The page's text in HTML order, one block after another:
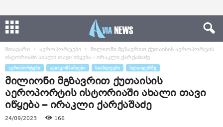
მთავარი აეროპორტები
მილიონი მგზავრით ქუთაისის აეროპორტის
ისტორიაში ახალი თავი იწყება – ირაკლი ქარქაშაძე
ᲐᲔᲠᲝᲞᲝᲠᲢᲔᲑᲘ ᲐᲕᲘᲐᲙᲝᲛᲞᲐᲜᲘᲔᲑᲘ ᲡᲘᲐᲮᲚᲔᲔᲑᲘ ᲡᲚᲐᲘᲓᲔᲠᲖᲔ
მილიონი მგზავრით ქუთაისის
აეროპორტის ისტორიაში ახალი თავი
იწყება – ირაკლი ქარქაშაძე
24/09/2023 166